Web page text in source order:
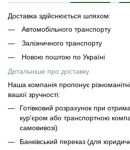
Доставка здійснюється шляхом:
Автомобільного транспорту
Залізничного транспорту
Новою поштою по Україні
Детальніше про доставку
Наша компанія пропонує
вашої зручності:
Готівковий розрахунок при
кур'єром або транспортною
самовивозі)
Банківський переказ (для